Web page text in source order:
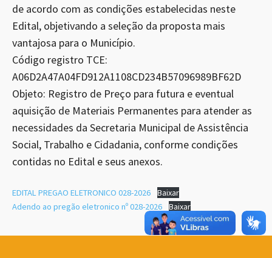
de acordo com as condições estabelecidas neste
Edital, objetivando a seleção da proposta mais
vantajosa para o Município.
Código registro TCE:
A06D2A47A04FD912A1108CD234B57096989BF62D
Objeto: Registro de Preço para futura e eventual
aquisição de Materiais Permanentes para atender as
necessidades da Secretaria Municipal de Assistência
Social, Trabalho e Cidadania, conforme condições
contidas no Edital e seus anexos.
EDITAL PREGAO ELETRONICO 028-2026
Baixar
Adendo ao pregão eletronico nº 028-2026
Baixar